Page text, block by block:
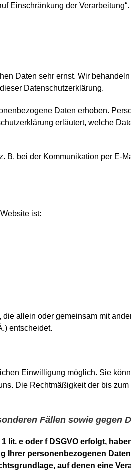
Einschränkung der Verarbeitung“.
Daten sehr ernst. Wir
Datenschutzerklärung.
Daten erhoben.
erläutert, welche
B. bei der Kommunikation per E-
ist:
allein oder gemeinsam mit
entscheidet.
Einwilligung möglich. Sie
Die Rechtmäßigkeit der bis
Fällen sowie gegen
lit. e oder f DSGVO erfolgt,
Ihrer personenbezogenen
auf denen eine